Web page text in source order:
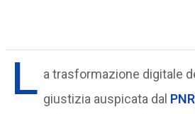
L a trasformazione digitale
giustizia auspicata dal